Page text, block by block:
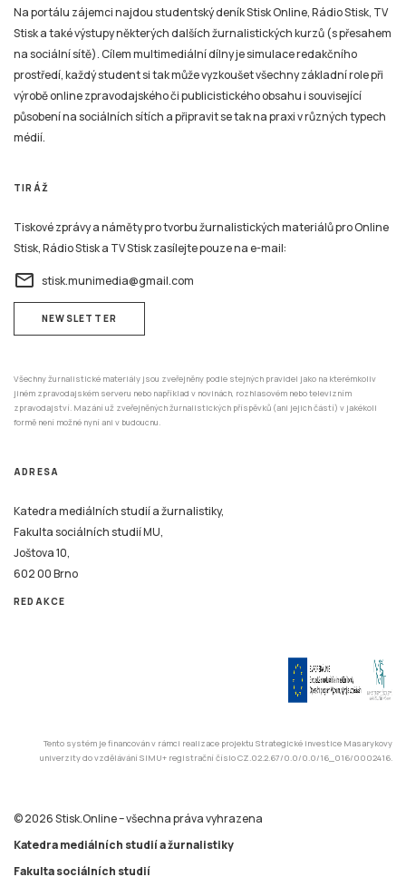
Na portálu zájemci najdou studentský deník Stisk Online, Rádio Stisk, TV
Stisk a také výstupy některých dalších žurnalistických kurzů (s přesahem
na sociální sítě). Cílem multimediální dílny je simulace redakčního
prostředí, každý student si tak může vyzkoušet všechny základní role při
výrobě online zpravodajského či publicistického obsahu i související
působení na sociálních sítích a připravit se tak na praxi v různých typech
médií.
TIRÁŽ
Tiskové zprávy a náměty pro tvorbu žurnalistických materiálů pro Online
Stisk, Rádio Stisk a TV Stisk zasílejte pouze na e-mail:
email stisk.munimedia@gmail.com
NEWSLETTER
Všechny žurnalistické materiály jsou zveřejněny podle stejných pravidel jako na kterémkoliv
jiném zpravodajském serveru nebo například v novinách, rozhlasovém nebo televizním
zpravodajství. Mazání už zveřejněných žurnalistických příspěvků (ani jejich částí) v jakékoli
formě není možné nyní ani v budoucnu.
ADRESA
Katedra mediálních studií a žurnalistiky,
Fakulta sociálních studií MU,
Joštova 10,
602 00 Brno
REDAKCE
Tento systém je financován v rámci realizace projektu Strategické investice Masarykovy
univerzity do vzdělávání SIMU+ registrační číslo CZ.02.2.67/0.0/0.0/16_016/0002416.
© 2026 Stisk.Online – všechna práva vyhrazena
Katedra mediálních studií a žurnalistiky
Fakulta sociálních studií